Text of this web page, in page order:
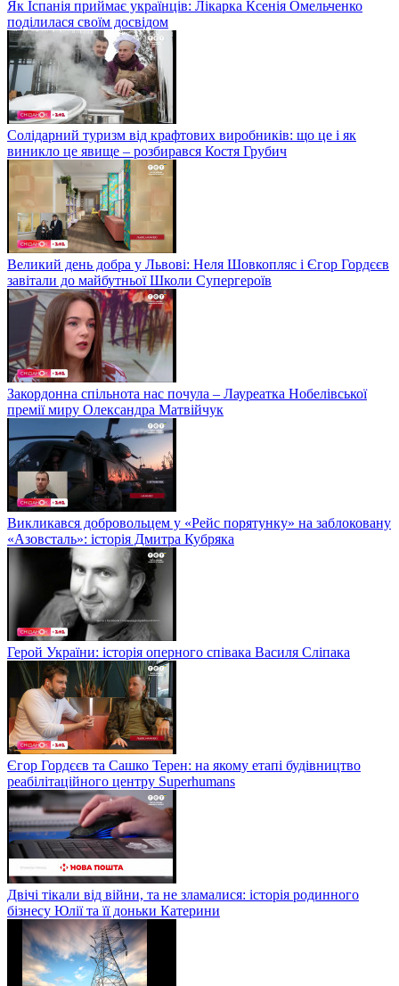
Як Іспанія приймає українців: Лікарка Ксенія Омельченко
поділилася своїм досвідом
Солідарний туризм від крафтових виробників: що це і як
виникло це явище – розбирався Костя Грубич
Великий день добра у Львові: Неля Шовкопляс і Єгор Гордєєв
завітали до майбутньої Школи Супергероїв
Закордонна спільнота нас почула – Лауреатка Нобелівської
премії миру Олександра Матвійчук
Викликався добровольцем у «Рейс порятунку» на заблоковану
«Азовсталь»: історія Дмитра Кубряка
Герой України: історія оперного співака Василя Сліпака
Єгор Гордєєв та Сашко Терен: на якому етапі будівництво
реабілітаційного центру Superhumans
Двічі тікали від війни, та не зламалися: історія родинного
бізнесу Юлії та її доньки Катерини